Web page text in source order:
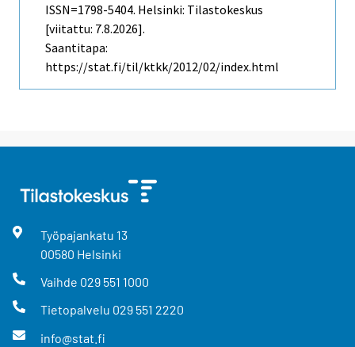
ISSN=1798-5404. Helsinki: Tilastokeskus
[viitattu: 7.8.2026].
Saantitapa:
https://stat.fi/til/ktkk/2012/02/index.html
Työpajankatu 13
00580 Helsinki
Vaihde 029 551 1000
Tietopalvelu 029 551 2220
info@stat.fi